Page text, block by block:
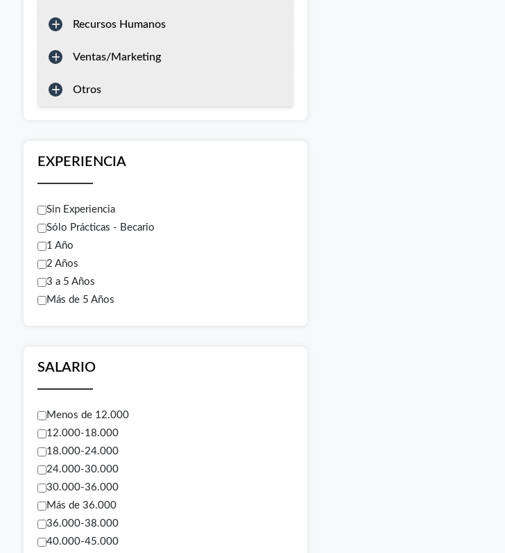
Recursos Humanos
Ventas/Marketing
Otros
EXPERIENCIA
Sin Experiencia
Sólo Prácticas - Becario
1 Año
2 Años
3 a 5 Años
Más de 5 Años
SALARIO
Menos de 12.000
12.000-18.000
18.000-24.000
24.000-30.000
30.000-36.000
Más de 36.000
36.000-38.000
40.000-45.000